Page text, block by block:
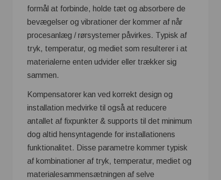
formål at forbinde, holde tæt og absorbere de
bevægelser og vibrationer der kommer af når
procesanlæg / rørsystemer påvirkes. Typisk af
tryk, temperatur, og mediet som resulterer i at
materialerne enten udvider eller trækker sig
sammen.
Kompensatorer kan ved korrekt design og
installation medvirke til også at reducere
antallet af fixpunkter & supports til det minimum
dog altid hensyntagende for installationens
funktionalitet. Disse parametre kommer typisk
af kombinationer af tryk, temperatur, mediet og
materialesammensætningen af selve